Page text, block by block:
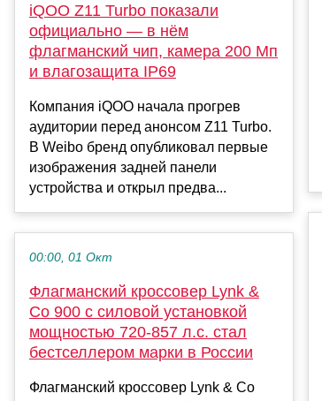
iQOO Z11 Turbo показали
официально — в нём
флагманский чип, камера 200 Мп
и влагозащита IP69
Компания iQOO начала прогрев
аудитории перед анонсом Z11 Turbo.
В Weibo бренд опубликовал первые
изображения задней панели
устройства и открыл предва...
00:00, 01 Окт
Флагманский кроссовер Lynk &
Co 900 с силовой установкой
мощностью 720-857 л.с. стал
бестселлером марки в России
Флагманский кроссовер Lynk & Co